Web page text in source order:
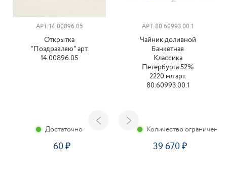
АРТ. 14.00896.05
Открытка
"Поздравляю" арт.
14.00896.05
Достаточно
60
АРТ. 80.60993.00.1
Чайник доливной
Банкетная
Классика
Петербурга 52%
2220 мл арт.
80.60993.00.1
Количество ограничено
39 670